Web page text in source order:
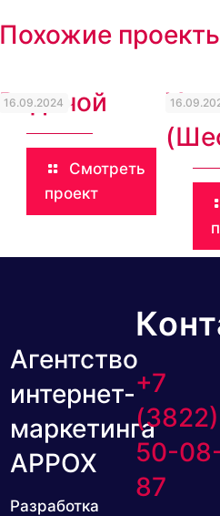
Похожие
16.09.2024
Водяной
Смотреть
проект
Агентство
интернет-
маркетинга
APPOX
Разработка
+7
(3822)
50-
87